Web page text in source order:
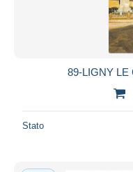
89-LIGNY LE
Stato